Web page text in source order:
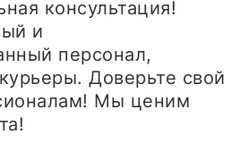
консультация!
и
персонал,
Доверьте свой
Мы ценим